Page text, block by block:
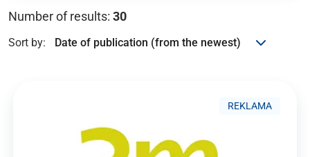
Number of results: 30
Sort by:
REKLAMA